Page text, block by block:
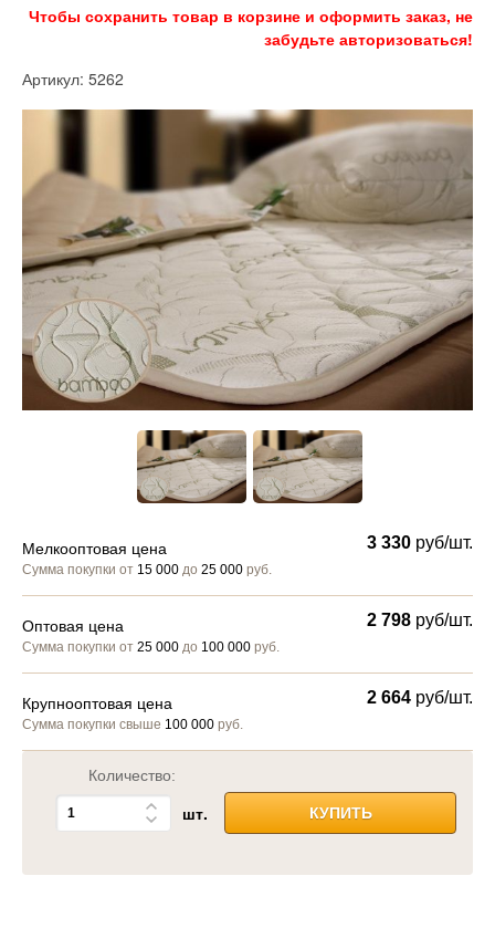
Чтобы сохранить товар в корзине и оформить заказ, не
забудьте авторизоваться!
Артикул: 5262
Мелкооптовая цена
Сумма покупки от 15 000 до 25 000 руб.
3 330 руб/шт.
Оптовая цена
Сумма покупки от 25 000 до 100 000 руб.
2 798 руб/шт.
Крупнооптовая цена
Сумма покупки свыше 100 000 руб.
2 664 руб/шт.
Количество:
шт. КУПИТЬ